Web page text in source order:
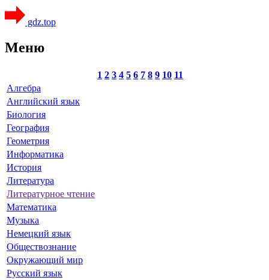
gdz.top
Меню
1 2 3 4 5 6 7 8 9 10 11
Алгебра
Английский язык
Биология
География
Геометрия
Информатика
История
Литература
Литературное чтение
Математика
Музыка
Немецкий язык
Обществознание
Окружающий мир
Русский язык